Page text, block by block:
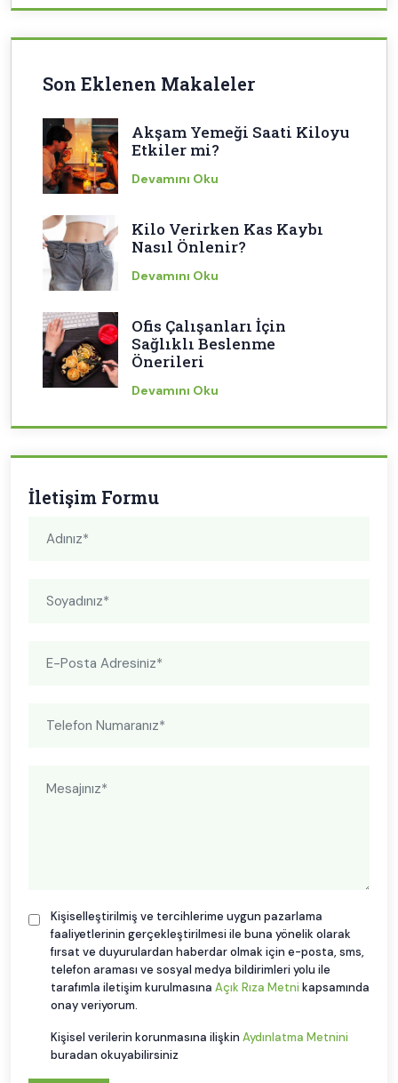
Son Eklenen Makaleler
Akşam Yemeği Saati Kiloyu
Etkiler mi?
Devamını Oku
Kilo Verirken Kas Kaybı
Nasıl Önlenir?
Devamını Oku
Ofis Çalışanları İçin
Sağlıklı Beslenme
Önerileri
Devamını Oku
İletişim Formu
Kişiselleştirilmiş ve tercihlerime uygun pazarlama
faaliyetlerinin gerçekleştirilmesi ile buna yönelik olarak
fırsat ve duyurulardan haberdar olmak için e-posta, sms,
telefon araması ve sosyal medya bildirimleri yolu ile
tarafımla iletişim kurulmasına Açık Rıza Metni kapsamında
onay veriyorum.
Kişisel verilerin korunmasına ilişkin Aydınlatma Metnini
buradan okuyabilirsiniz